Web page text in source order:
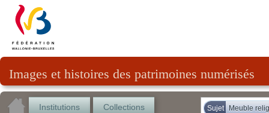
Images et histoires des patrimoines numérisés
Institutions Collections Sujet Meuble